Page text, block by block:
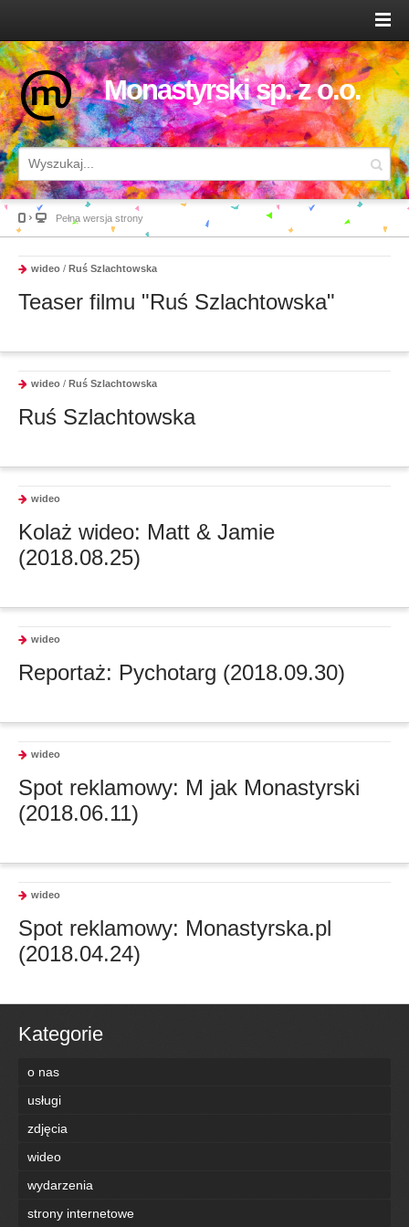
Monastyrski sp. z o.o.
Pełna wersja strony
wideo / Ruś Szlachtowska
Teaser filmu "Ruś Szlachtowska"
wideo / Ruś Szlachtowska
Ruś Szlachtowska
wideo
Kolaż wideo: Matt & Jamie
(2018.08.25)
wideo
Reportaż: Pychotarg (2018.09.30)
wideo
Spot reklamowy: M jak Monastyrski
(2018.06.11)
wideo
Spot reklamowy: Monastyrska.pl
(2018.04.24)
Kategorie
o nas
usługi
zdjęcia
wideo
wydarzenia
strony internetowe